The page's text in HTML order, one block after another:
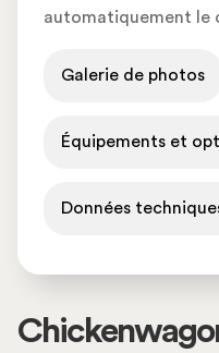
automatiquement le
Galerie de photos
Équipements et
Données